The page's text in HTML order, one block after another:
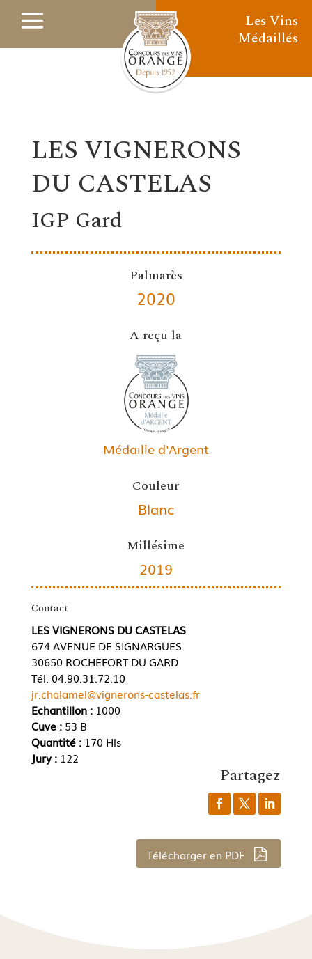
Les Vins
Médaillés
LES VIGNERONS
DU CASTELAS
IGP Gard
Palmarès
2020
A reçu la
Médaille d'Argent
Couleur
Blanc
Millésime
2019
Contact
LES VIGNERONS DU CASTELAS
674 AVENUE DE SIGNARGUES
30650 ROCHEFORT DU GARD
Tél. 04.90.31.72.10
jr.chalamel@vignerons-castelas.fr
Echantillon :1000
Cuve : 53 B
Quantité : 170 Hls
Jury : 122
Partagez
Télécharger en PDF